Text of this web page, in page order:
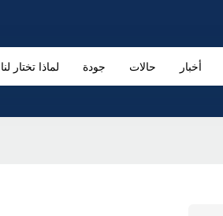
لماذا تختار لنا جودة حالات أخبار